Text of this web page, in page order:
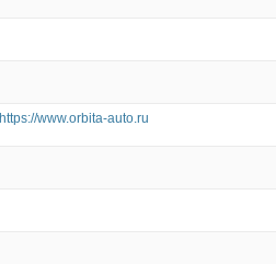
https://www.orbita-auto.ru